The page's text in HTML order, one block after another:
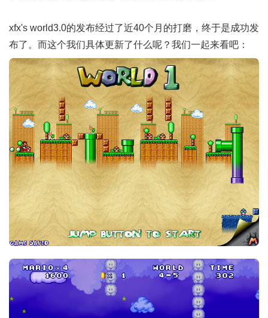
xfx's world3.0的发布经过了近40个月的打磨，终于是成功发
布了。而这个我们具体更新了什么呢？我们一起来看吧：